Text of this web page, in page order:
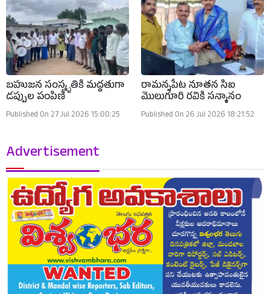
బహుజన సంస్కృతికి మద్దతుగా
డప్పుల పంపిణీ
Published On 27 Jul 2026 15:00:25
రామన్నపేట నూతన సిఐ
మొలుగూరి రవికి సన్మానం
Published On 26 Jul 2026 18:21:52
Advertisement